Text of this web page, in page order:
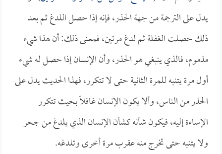
يدل على الترجمة من جهة الحذر، فإنه إذا حصل اللدغ ثم بعد
ذلك حصلت الغفلة ثم لدغ مرتين، فمعنى ذلك: أن هذا شيء
مذموم، فالذي ينبغي هو الحذر، وأن الإنسان إذا حصل له شيء
أول مرة يتنبه للمرة الثانية حتى لا تتكرر، فهذا الحديث يدل على
الحذر من الناس، وألا يكون الإنسان غافلاً بحيث تتكرر
الإساءة إليه، فيكون شأنه كشأن الإنسان الذي يلدغ من جحر
ولا يتنبه حتى تخرج منه عقرب مرة أخرى وتلدغه.